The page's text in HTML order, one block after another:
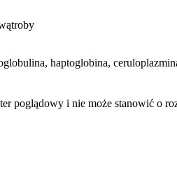
haptoglobina,
poglądowy i nie może stanowić o